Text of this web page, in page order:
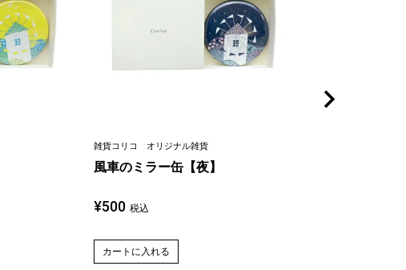
雑貨コリコ オリジナル雑貨
風車のミラー缶【夜】
¥500 税込
カートに入れる